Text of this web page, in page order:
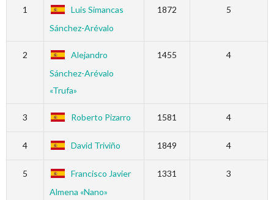
1
Luis Simancas
Sánchez-Arévalo
1872 5
2
Alejandro
Sánchez-Arévalo
«Trufa»
1455 4
3 Roberto Pizarro 1581 4
4 David Triviño 1849 4
5
Francisco Javier
Almena «Nano»
1331 3